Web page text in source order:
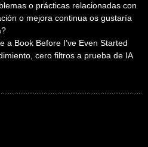
o prácticas relacionadas con
o mejora continua os gustaría
a Book Before I’ve Even Started
cero filtros a prueba de IA